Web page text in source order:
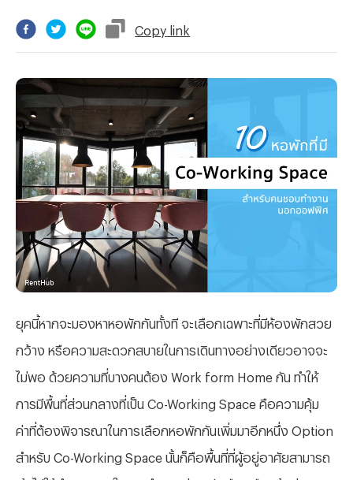
Copy link
ยุคนี้หากจะมองหาหอพักกันทั้งที จะเลือกเฉพาะที่มีห้องพักสวย
กว้าง หรือความสะดวกสบายในการเดินทางอย่างเดียวอาจจะ
ไม่พอ ด้วยความที่บางคนต้อง Work form Home กัน ทำให้
การมีพื้นที่ส่วนกลางที่เป็น Co-Working Space คือความคุ้ม
ค่าที่ต้องพิจารณาในการเลือกหอพักกันเพิ่มมาอีกหนึ่ง Option
สำหรับ Co-Working Space นั้นก็คือพื้นที่ที่ผู้อยู่อาศัยสามารถ